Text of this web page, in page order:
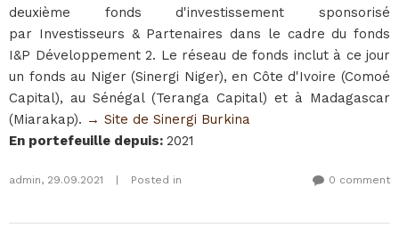
deuxième fonds d'investissement sponsorisé
par Investisseurs & Partenaires dans le cadre du fonds
I&P Développement 2. Le réseau de fonds inclut à ce jour
un fonds au Niger (Sinergi Niger), en Côte d'Ivoire (Comoé
Capital), au Sénégal (Teranga Capital) et à Madagascar
(Miarakap). → Site de Sinergi Burkina
En portefeuille depuis: 2021
admin, 29.09.2021 Posted in 0 comment